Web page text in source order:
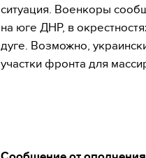
ситуация. Военкоры
на юге ДНР, в
дуге. Возможно,
участки фронта для